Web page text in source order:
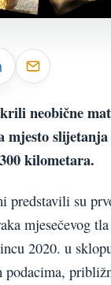
neobične
mjesto
kilometara.
predstavili su
mjesečevog
2020. u
podacima,